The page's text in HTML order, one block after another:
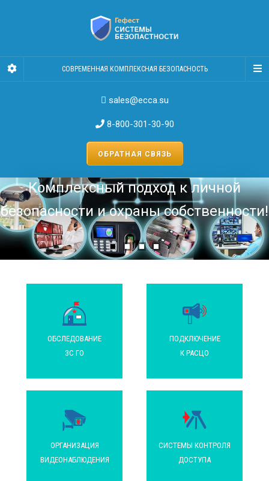
СОВРЕМЕННАЯ КОМПЛЕКСНАЯ БЕЗОПАСНОСТЬ
sales@ecca.su
8-800-301-30-90
ОБРАТНАЯ СВЯЗЬ
Комплексный подход к личной
безопасности и охраны собственности!
ОБСЛЕДОВАНИЕ
ЗС ГО
ПОДКЛЮЧЕНИЕ
К РАСЦО
ОРГАНИЗАЦИЯ
ВИДЕОНАБЛЮДЕНИЯ
СИСТЕМЫ КОНТРОЛЯ
ДОСТУПА